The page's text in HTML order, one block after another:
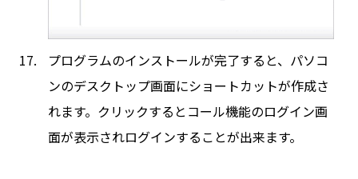
プログラムのインストールが完了すると、パソコ
ンのデスクトップ画面にショートカットが作成さ
れます。クリックするとコール機能のログイン画
面が表示されログインすることが出来ます。